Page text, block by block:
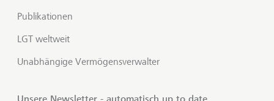
Publikationen
LGT weltweit
Unabhängige Vermögensverwalter